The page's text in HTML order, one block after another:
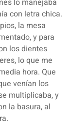
con letra chica.
la mesa
y para
los dientes
lo que me
hora. Que
venían los
multiplicaba, y
la basura, al